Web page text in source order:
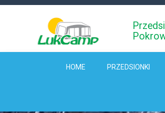
HOME PRZEDSIONKI